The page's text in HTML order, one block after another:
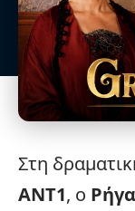
Στη
ΑΝΤ1, ο